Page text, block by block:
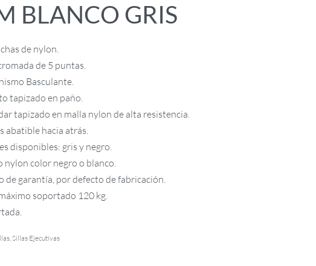
BLANCO GRIS
de nylon.
de 5 puntas.
Basculante.
tapizado en paño.
tapizado en malla nylon de alta resistencia.
abatible hacia atrás.
disponibles: gris y negro.
nylon color negro o blanco.
de garantía, por defecto de fabricación.
soportado 120 kg.
,Sillas Ejecutivas